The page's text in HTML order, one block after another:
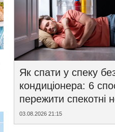
Як спати у спеку
кондиціонера: 6
пережити спекотні
03.08.2026 21:15